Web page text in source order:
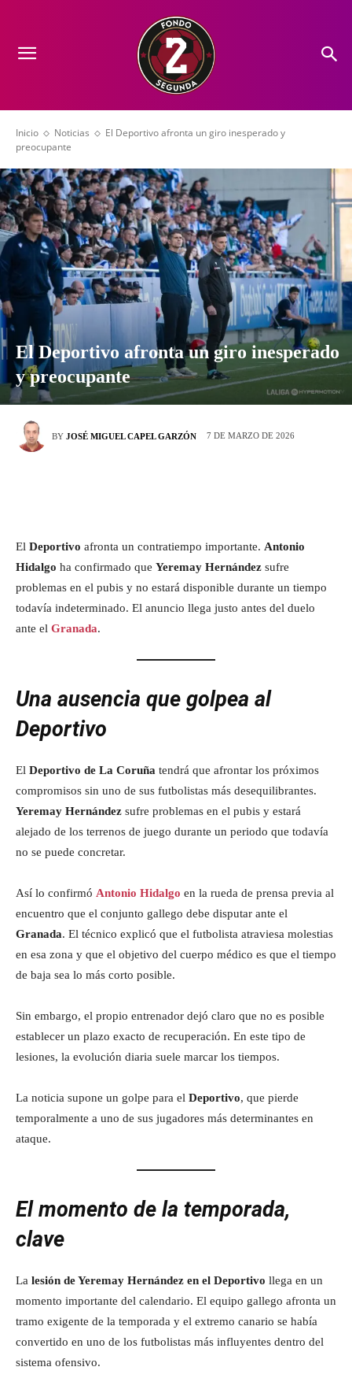
Inicio Noticias
El Deportivo afronta un giro inesperado y
preocupante
El Deportivo afronta un giro inesperado
y preocupante
BY JOSÉ MIGUEL CAPEL GARZÓN 7 DE MARZO DE 2026
El Deportivo afronta un contratiempo importante. Antonio
Hidalgo ha confirmado que Yeremay Hernández sufre
problemas en el pubis y no estará disponible durante un tiempo
todavía indeterminado. El anuncio llega justo antes del duelo
ante el Granada.
Una ausencia que golpea al
Deportivo
El Deportivo de La Coruña tendrá que afrontar los próximos
compromisos sin uno de sus futbolistas más desequilibrantes.
Yeremay Hernández sufre problemas en el pubis y estará
alejado de los terrenos de juego durante un periodo que todavía
no se puede concretar.
Así lo confirmó Antonio Hidalgo en la rueda de prensa previa al
encuentro que el conjunto gallego debe disputar ante el
Granada. El técnico explicó que el futbolista atraviesa molestias
en esa zona y que el objetivo del cuerpo médico es que el tiempo
de baja sea lo más corto posible.
Sin embargo, el propio entrenador dejó claro que no es posible
establecer un plazo exacto de recuperación. En este tipo de
lesiones, la evolución diaria suele marcar los tiempos.
La noticia supone un golpe para el Deportivo, que pierde
temporalmente a uno de sus jugadores más determinantes en
ataque.
El momento de la temporada,
clave
La lesión de Yeremay Hernández en el Deportivo llega en un
momento importante del calendario. El equipo gallego afronta un
tramo exigente de la temporada y el extremo canario se había
convertido en uno de los futbolistas más influyentes dentro del
sistema ofensivo.